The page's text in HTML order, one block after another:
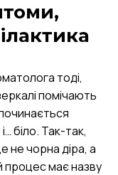
тоді,
помічають
біло. Так-так,
не чорна діра, а
процес має назву